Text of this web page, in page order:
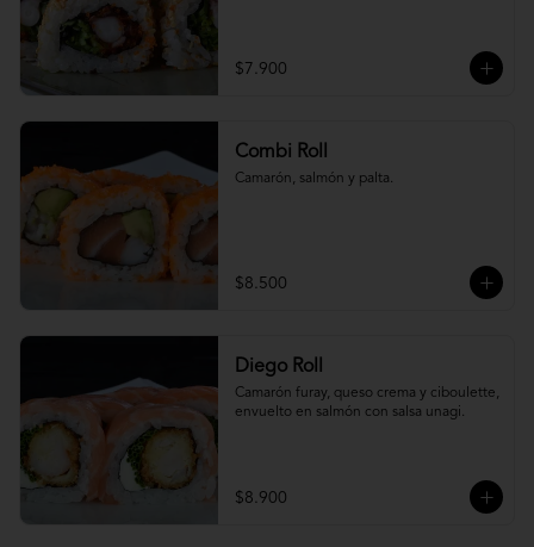
$7.900
Combi Roll
Camarón, salmón y palta.
$8.500
Diego Roll
Camarón furay, queso crema y ciboulette,
envuelto en salmón con salsa unagi.
$8.900